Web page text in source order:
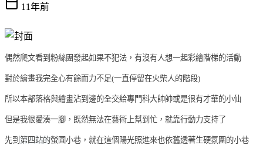
11年前
偶然爬文看到粉絲團發起如果不犯法，有沒有人想一起彩繪階梯的活動
對於繪畫我完全心有餘而力不足(一直停留在火柴人的階段)
所以本部落格與繪畫沾到邊的全交給專門科大帥帥或是很有才華的小仙
但是我很愛湊一腳，既然無法在藝術上幫到忙，就靠行動力支持了
先到 第四站的螢圃小巷，就在這個陽光照進來也依舊透著生硬氛圍的小巷